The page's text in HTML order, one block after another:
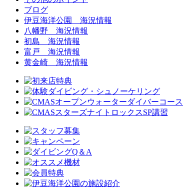
ブログ
伊豆海洋公園 海況情報
八幡野 海況情報
初島 海況情報
富戸 海況情報
黄金崎 海況情報